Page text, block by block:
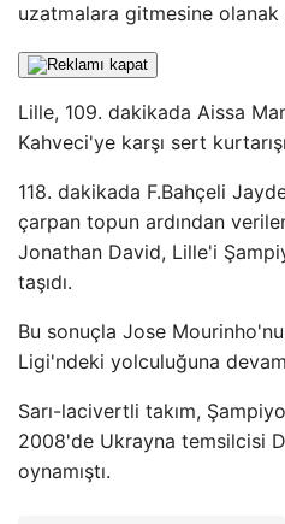
uzatmalara gitmesine olanak
Lille, 109. dakikada Aissa
Kahveci'ye karşı sert
118. dakikada F.Bahçeli
çarpan topun ardından
Jonathan David, Lille'i
taşıdı.
Bu sonuçla Jose
Ligi'ndeki yolculuğuna
Sarı-lacivertli takım,
2008'de Ukrayna temsilcisi
oynamıştı.